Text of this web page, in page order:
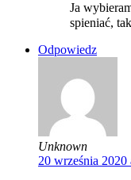
Ja
spieniać,
Odpowiedz
Unknown
20 września 2020